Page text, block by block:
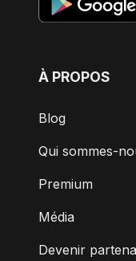
À PROPOS
Blog
Qui sommes-
Premium
Média
Devenir